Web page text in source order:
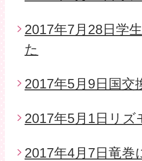
2017年7月28日学
た
2017年5月9日国交
2017年5月1日リ
2017年4月7日竜